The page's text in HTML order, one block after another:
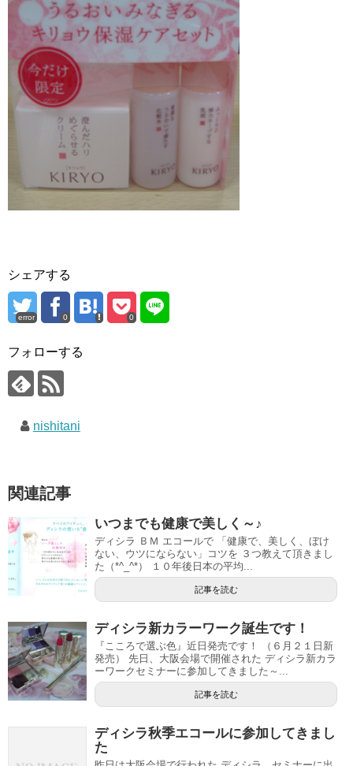
シェアする
error 0 0
フォローする
nishitani
関連記事
いつまでも健康で美しく～♪
ディシラ ＢＭ エコールで 「健康で、美しく、ぼけ
ない、ウツにならない」コツを ３つ教えて頂きまし
た（*^_^*） １０年後日本の平均...
記事を読む
ディシラ新カラーワーク誕生です！
『こころで選ぶ色』近日発売です！ （６月２１日新
発売） 先日、大阪会場で開催された ディシラ新カラ
ーワークセミナーに参加してきました～...
記事を読む
ディシラ秋季エコールに参加してきまし
た